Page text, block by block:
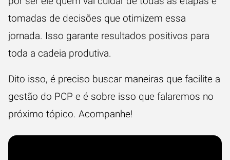
tomadas de decisões que otimizem essa
jornada. Isso garante resultados positivos para
toda a cadeia produtiva.
Dito isso, é preciso buscar maneiras que facilite a
gestão do PCP e é sobre isso que falaremos no
próximo tópico. Acompanhe!